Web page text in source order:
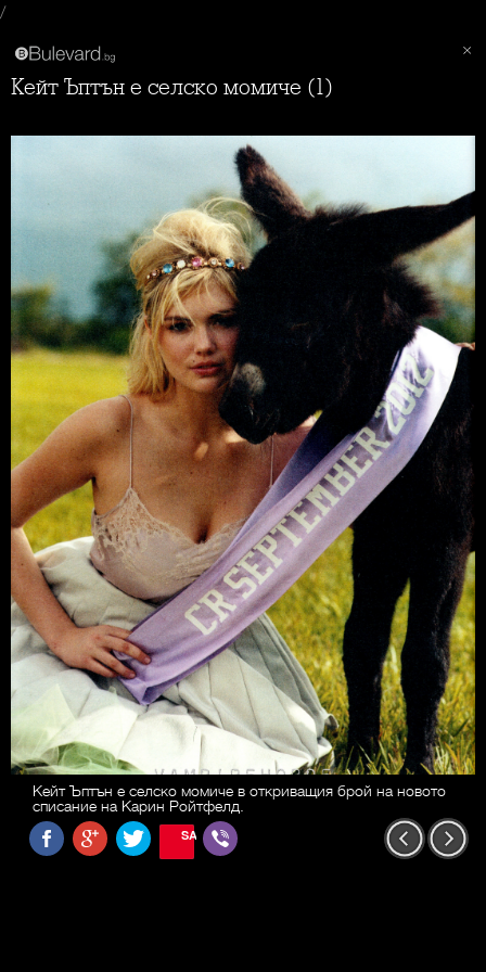
/
Кейт Ъптън е селско момиче (1)
Кейт Ъптън е селско момиче в откриващия брой на новото
списание на Карин Ройтфелд.
SAVE